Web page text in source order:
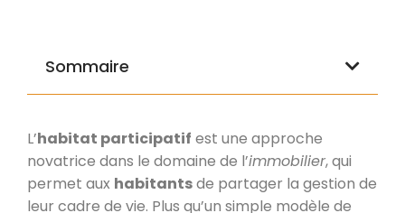
Sommaire
L’habitat participatif est une approche
novatrice dans le domaine de l’immobilier, qui
permet aux habitantsde partager la gestion de
leur cadre de vie. Plus qu’un simple modèle de